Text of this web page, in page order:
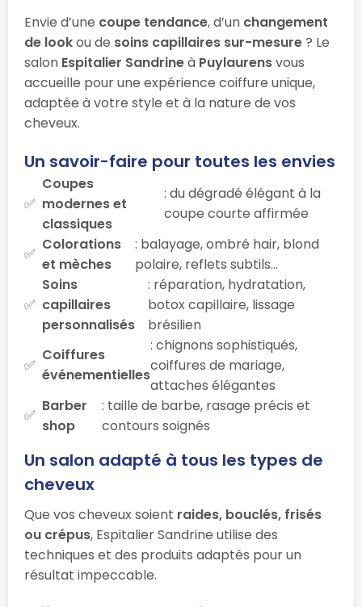
Envie d’une coupe tendance, d’un changement
de lookou de soins capillaires sur-mesure? Le
salon Espitalier Sandrineà Puylaurensvous
accueille pour une expérience coiffure unique,
adaptée à votre style et à la nature de vos
cheveux.
Un savoir-faire pour toutes les envies
Coupes
modernes et
classiques
: du dégradé élégant à la
coupe courte affirmée
Colorations
et mèches
: balayage, ombré hair, blond
polaire, reflets subtils…
Soins
capillaires
personnalisés
: réparation, hydratation,
botox capillaire, lissage
brésilien
Coiffures
événementielles
: chignons sophistiqués,
coiffures de mariage,
attaches élégantes
Barber
shop
: taille de barbe, rasage précis et
contours soignés
Un salon adapté à tous les types de
cheveux
Que vos cheveux soient raides, bouclés, frisés
ou crépus, Espitalier Sandrine utilise des
techniques et des produits adaptés pour un
résultat impeccable.